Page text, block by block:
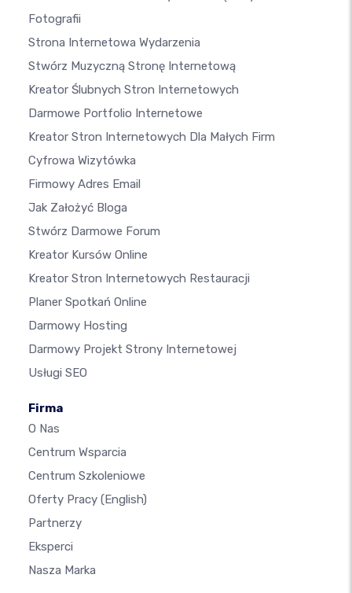
Fotografii
Strona Internetowa Wydarzenia
Stwórz Muzyczną Stronę Internetową
Kreator Ślubnych Stron Internetowych
Darmowe Portfolio Internetowe
Kreator Stron Internetowych Dla Małych Firm
Cyfrowa Wizytówka
Firmowy Adres Email
Jak Założyć Bloga
Stwórz Darmowe Forum
Kreator Kursów Online
Kreator Stron Internetowych Restauracji
Planer Spotkań Online
Darmowy Hosting
Darmowy Projekt Strony Internetowej
Usługi SEO
Firma
O Nas
Centrum Wsparcia
Centrum Szkoleniowe
Oferty Pracy (English)
Partnerzy
Eksperci
Nasza Marka